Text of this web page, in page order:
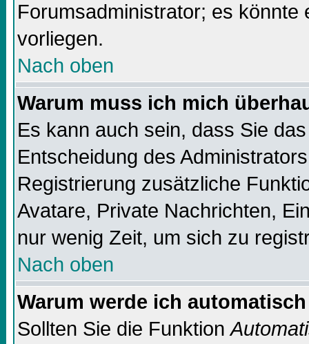
Forumsadministrator; es
vorliegen.
Nach oben
Warum muss ich mich
Es kann auch sein, dass Sie
Entscheidung des
Registrierung zusätzliche
Avatare, Private Nachrichten,
nur wenig Zeit, um sich zu
Nach oben
Warum werde ich
Sollten Sie die Funktion